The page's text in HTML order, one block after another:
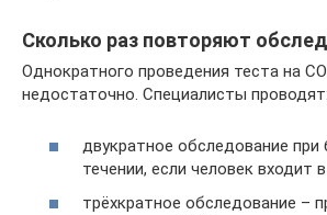
Сколько раз повторяют
Однократного проведения теста на
недостаточно. Специалисты проводят:
двукратное обследование
течении, если человек входит в
трёхкратное обследование –